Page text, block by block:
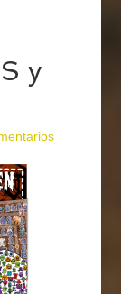
y